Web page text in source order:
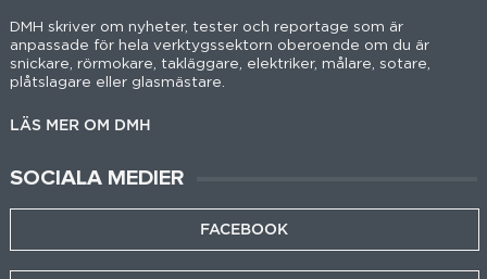
DMH skriver om nyheter, tester och reportage som är
anpassade för hela verktygssektorn oberoende om du är
snickare, rörmokare, takläggare, elektriker, målare, sotare,
plåtslagare eller glasmästare.
LÄS MER OM DMH
SOCIALA MEDIER
FACEBOOK